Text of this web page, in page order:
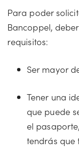
Para poder
Bancoppel,
requisitos:
Ser mayor
Tener una
que puede
el
tendrás